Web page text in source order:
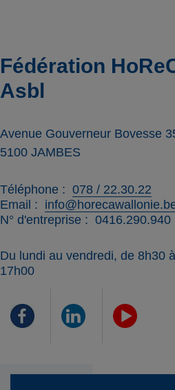
Fédération
Asbl
Avenue Gouverneur Bovesse
5100 JAMBES
Téléphone
078 / 22.30.22
Email
N° d'entreprise
0416.290.940
Du lundi au vendredi, de 8h30
17h00